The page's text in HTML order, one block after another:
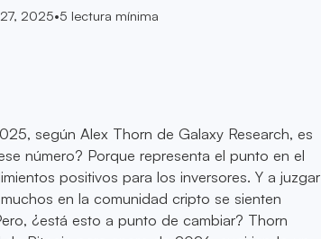
2025•5 lectura mínima
según Alex Thorn de Galaxy Research, es
número? Porque representa el punto en el
positivos para los inversores. Y a juzgar
en la comunidad cripto se sienten
¿está esto a punto de cambiar? Thorn